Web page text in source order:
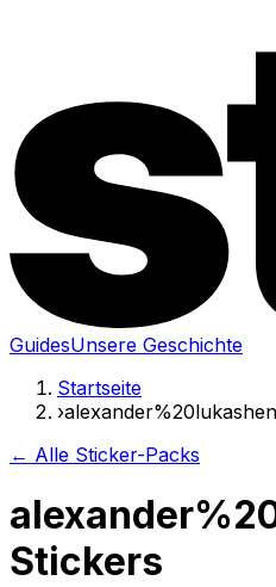
GuidesUnsere Geschichte
Startseite
›
← Alle Sticker-Packs
Stickers